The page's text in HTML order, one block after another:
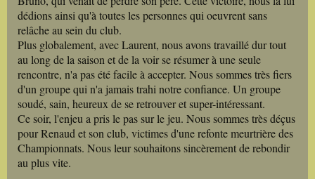
dédions ainsi qu'à toutes les personnes qui oeuvrent sans
relâche au sein du club.
Plus globalement, avec Laurent, nous avons travaillé dur tout
au long de la saison et de la voir se résumer à une seule
rencontre, n'a pas été facile à accepter. Nous sommes très fiers
d'un groupe qui n'a jamais trahi notre confiance. Un groupe
soudé, sain, heureux de se retrouver et super-intéressant.
Ce soir, l'enjeu a pris le pas sur le jeu. Nous sommes très déçus
pour Renaud et son club, victimes d'une refonte meurtrière des
Championnats. Nous leur souhaitons sincèrement de rebondir
au plus vite.